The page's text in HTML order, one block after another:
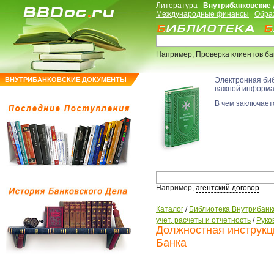
ВНУТРИБАНКОВСКИЕ ДОКУМЕНТЫ
Литература
Международные финансы
Например,Проверка клиентов
Электронная
важной
В чем
Например, агентский договор
Каталог / Библиотека
учет, расчеты и отчетность /
Должностная
Банка